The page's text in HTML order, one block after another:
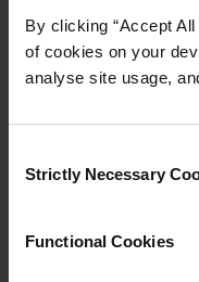
By clicking “Accept
of cookies on your
analyse site usage,
Selection
Strictly Necessary
Functional Cookies